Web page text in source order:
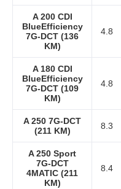
A 200 CDI
BlueEfficiency
7G-DCT (136
KM)
4.8
A 180 CDI
BlueEfficiency
7G-DCT (109
KM)
4.8
A 250 7G-DCT
(211 KM)
8.3
A 250 Sport
7G-DCT
4MATIC (211
KM)
8.4